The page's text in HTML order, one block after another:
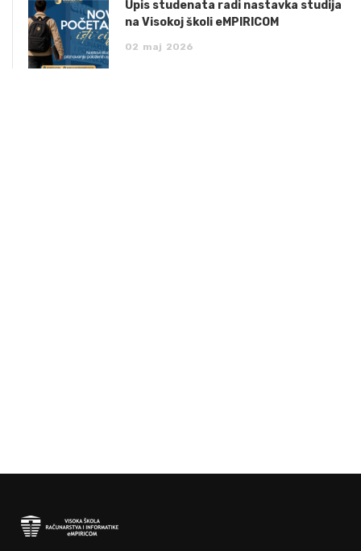
Upis studenata radi nastavka studija
na Visokoj školi eMPIRICOM
02 maj 2026